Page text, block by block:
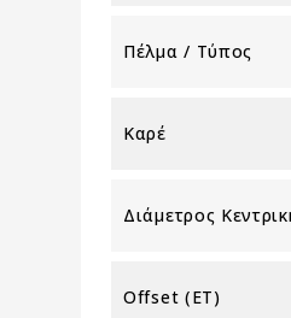
Πέλμα / Τύπος
Καρέ
Διάμετρος
Offset (ET)